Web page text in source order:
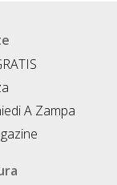
A Zampa